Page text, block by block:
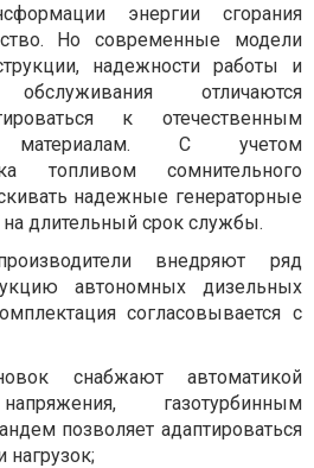
энергии сгорания
Но современные модели
надежности работы и
обслуживания отличаются
к отечественным
материалам. С учетом
топливом сомнительного
надежные генераторные
на длительный срок службы.
внедряют ряд
автономных дизельных
согласовывается с
снабжают автоматикой
газотурбинным
позволяет адаптироваться
нагрузок;